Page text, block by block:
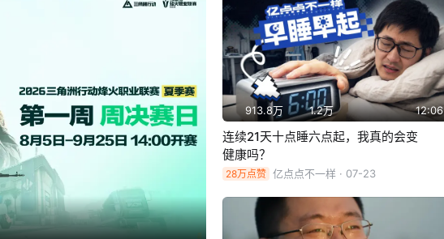
913.8万 1.2万 12:06
连续21天十点睡六点起，我真的会变
健康吗？
28万点赞 亿点点不一样 · 07-23